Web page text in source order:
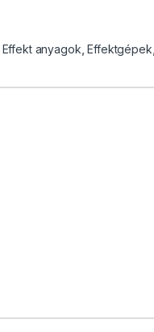
Effekt anyagok ,Effektgépek